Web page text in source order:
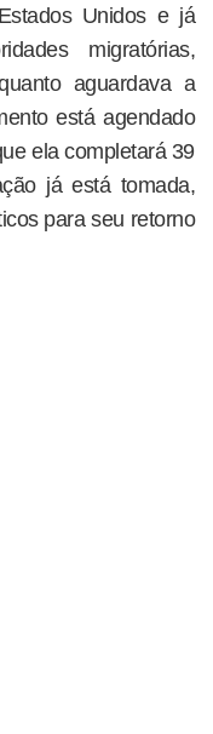
Unidos e já
migratórias,
aguardava a
está agendado
ela completará 39
já está tomada,
para seu retorno